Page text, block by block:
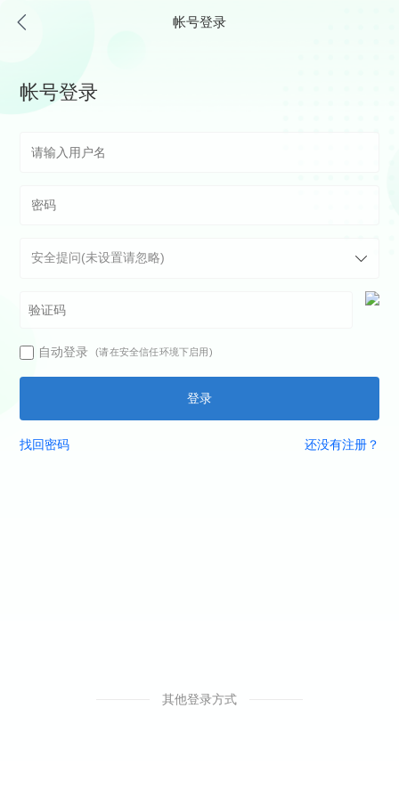
帐号登录
帐号登录
自动登录 (请在安全信任环境下启用)
登录
找回密码 还没有注册？
其他登录方式